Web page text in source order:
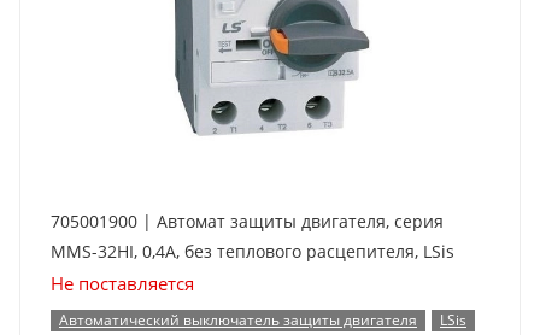
705001900 | Автомат защиты двигателя, серия
MMS-32HI, 0,4A, без теплового расцепителя, LSis
Не поставляется
Автоматический выключатель защиты двигателя
LSis